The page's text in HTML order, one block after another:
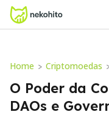
Home > Criptomoedas
O Poder da
DAOs e